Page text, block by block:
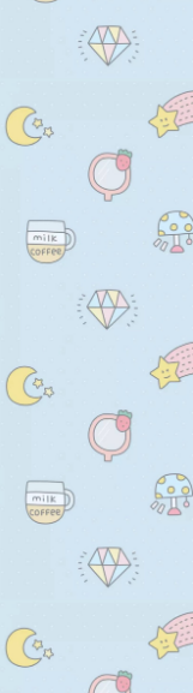
y);
Math.PI)
0);
旋转角度
*
-y);
{
i < 8; i++)
=
颜色
max)
"," + g +